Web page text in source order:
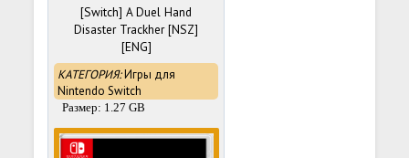
[Switch] A Duel Hand
Disaster Trackher [NSZ]
[ENG]
КАТЕГОРИЯ:Игры для
Nintendo Switch
Размер: 1.27 GB